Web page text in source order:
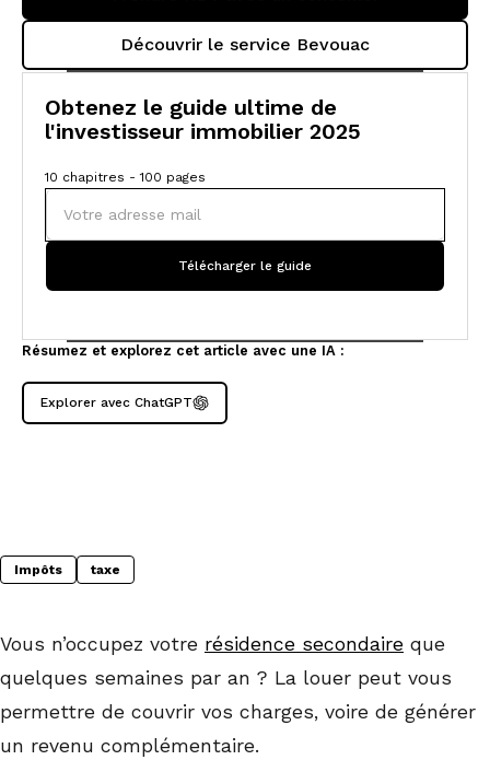
Découvrir le service Bevouac
Obtenez le guide ultime de
l'investisseur immobilier 2025
10 chapitres - 100 pages
Résumez et explorez cet article avec une IA :
Explorer avec ChatGPT
Impôts taxe
Vous n’occupez votre résidence secondaire que
quelques semaines par an ? La louer peut vous
permettre de couvrir vos charges, voire de générer
un revenu complémentaire.